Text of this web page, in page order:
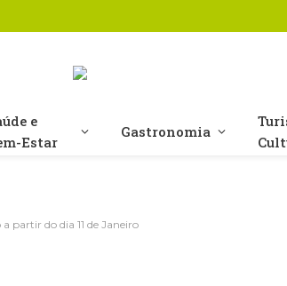
e
Estar
Gastronomia
partir do dia 11 de Janeiro